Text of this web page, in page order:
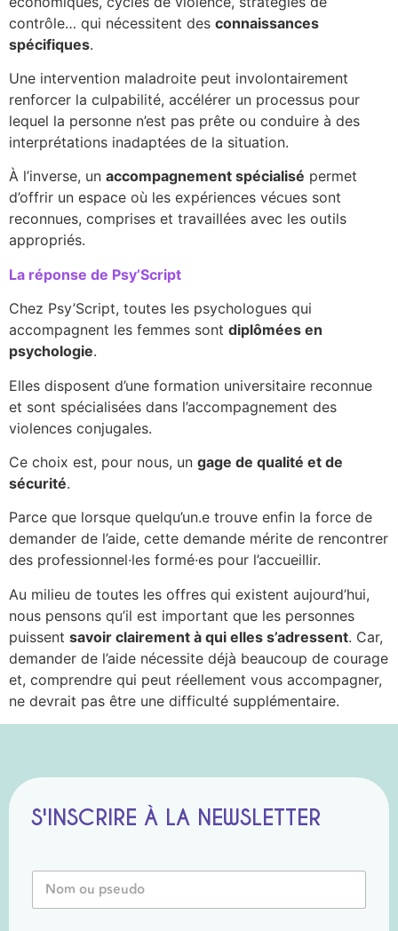
contrôle… qui nécessitent des connaissances
spécifiques.
Une intervention maladroite peut involontairement
renforcer la culpabilité, accélérer un processus pour
lequel la personne n’est pas prête ou conduire à des
interprétations inadaptées de la situation.
À l’inverse, un accompagnement spécialisé permet
d’offrir un espace où les expériences vécues sont
reconnues, comprises et travaillées avec les outils
appropriés.
La réponse de Psy’Script
Chez Psy’Script, toutes les psychologues qui
accompagnent les femmes sont diplômées en
psychologie.
Elles disposent d’une formation universitaire reconnue
et sont spécialisées dans l’accompagnement des
violences conjugales.
Ce choix est, pour nous, un gage de qualité et de
sécurité.
Parce que lorsque quelqu’un.e trouve enfin la force de
demander de l’aide, cette demande mérite de rencontrer
des professionnel·les formé·es pour l’accueillir.
Au milieu de toutes les offres qui existent aujourd’hui,
nous pensons qu’il est important que les personnes
puissent savoir clairement à qui elles s’adressent. Car,
demander de l’aide nécessite déjà beaucoup de courage
et, comprendre qui peut réellement vous accompagner,
ne devrait pas être une difficulté supplémentaire.
S'INSCRIRE À LA NEWSLETTER
N
m